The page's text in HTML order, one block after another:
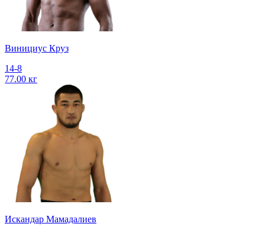
Винициус Круз
14-8
77.00 кг
Искандар Мамадалиев